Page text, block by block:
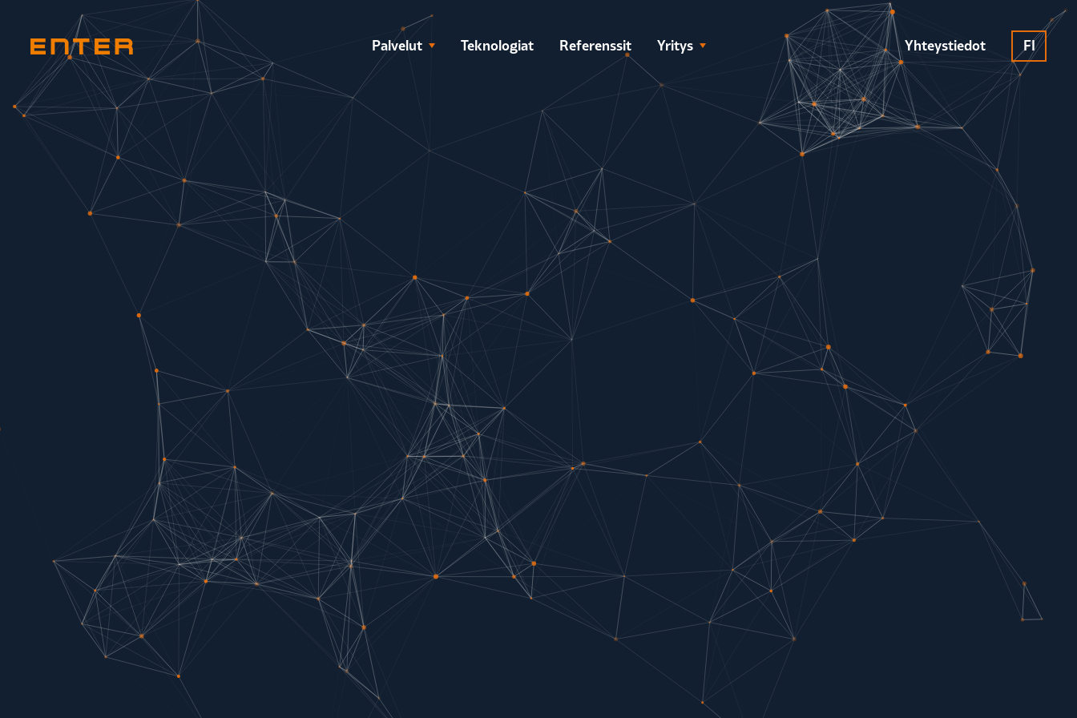
Palvelut Teknologiat Referenssit Yritys Yhteystiedot FI